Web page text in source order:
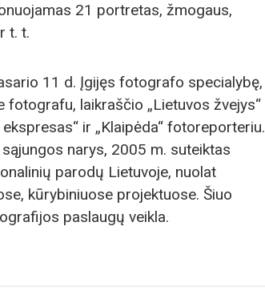
21 portretas, žmogaus,
t. t.
11 d. Įgijęs fotografo specialybę,
laikraščio „Lietuvos žvejys“
ir „Klaipėda“ fotoreporteriu.
narys, 2005 m. suteiktas
parodų Lietuvoje, nuolat
kūrybiniuose projektuose. Šiuo
paslaugų veikla.